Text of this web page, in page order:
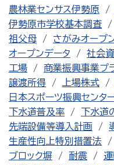
農林業センサス伊勢原
伊勢原市学校基本調査
祖父母
さがみオープ
オープンデータ
社会
工場
商業振興事業プ
譲渡所得
上場株式
日本スポーツ振興センタ
下水道普及率
下水道
先端設備等導入計画
生産性向上特別措置法
ブロック塀
耐震